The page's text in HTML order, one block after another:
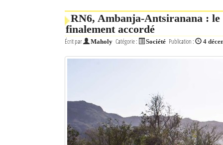
RN6, Ambanja-Antsiranana :
finalement accordé
Écrit par Maholy Catégorie : Société Publication : 4